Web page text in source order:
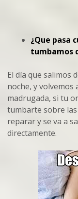
¿Que pasa
tumbamos
El día que salimos
noche, y volvemos
madrugada, si tu
tumbarte sobre
reparar y se va a
directamente.